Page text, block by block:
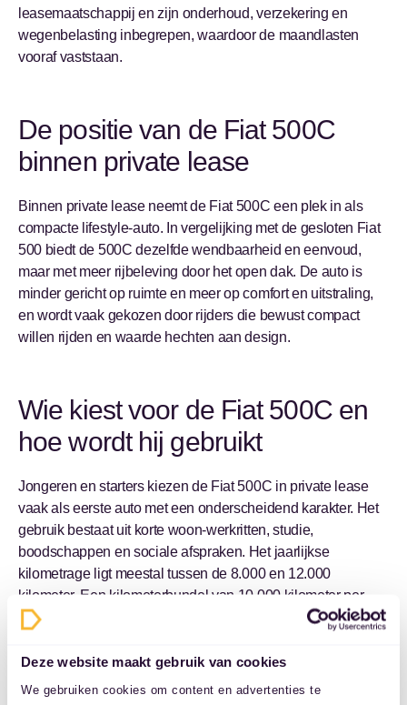
Deze website maakt gebruik van cookies
We gebruiken cookies om content en advertenties te
leasemaatschappij en zijn onderhoud, verzekering en
wegenbelasting inbegrepen, waardoor de maandlasten
vooraf vaststaan.
De positie van de Fiat 500C
binnen private lease
Binnen private lease neemt de Fiat 500C een plek in als
compacte lifestyle-auto. In vergelijking met de gesloten Fiat
500 biedt de 500C dezelfde wendbaarheid en eenvoud,
maar met meer rijbeleving door het open dak. De auto is
minder gericht op ruimte en meer op comfort en uitstraling,
en wordt vaak gekozen door rijders die bewust compact
willen rijden en waarde hechten aan design.
Wie kiest voor de Fiat 500C en
hoe wordt hij gebruikt
Jongeren en starters kiezen de Fiat 500C in private lease
vaak als eerste auto met een onderscheidend karakter. Het
gebruik bestaat uit korte woon-werkritten, studie,
boodschappen en sociale afspraken. Het jaarlijkse
kilometrage ligt meestal tussen de 8.000 en 12.000
kilometer. Een kilometerbundel van 10.000 kilometer per
jaar sluit hier goed op aan.
Alleenstaanden en stellen zonder kinderen gebruiken de
Fiat 500C als compacte hoofdauto voor stedelijk en